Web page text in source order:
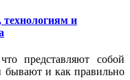
технологиям и
представляют собой
бывают и как правильно